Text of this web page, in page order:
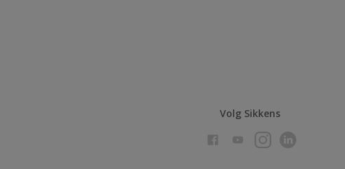
Volg Sikkens